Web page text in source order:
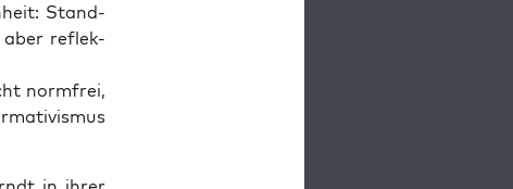
Stand­
aber reflek­
norm­frei,